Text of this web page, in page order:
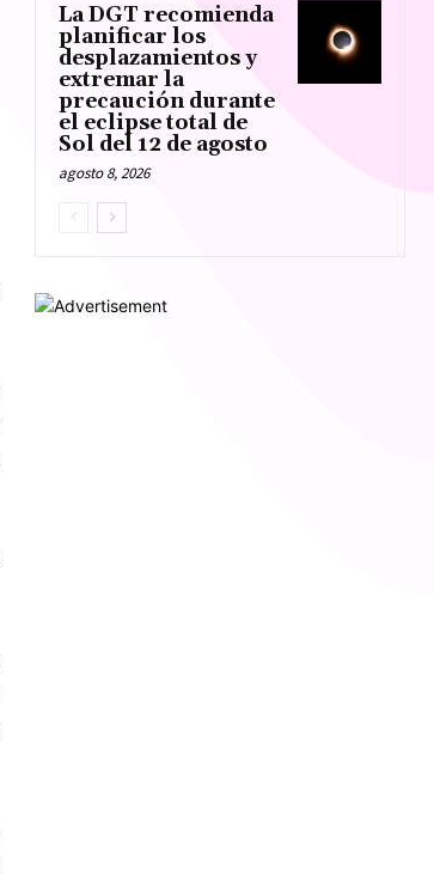
La DGT recomienda
planificar los
desplazamientos y
extremar la
precaución durante
el eclipse total de
Sol del 12 de agosto
agosto 8, 2026